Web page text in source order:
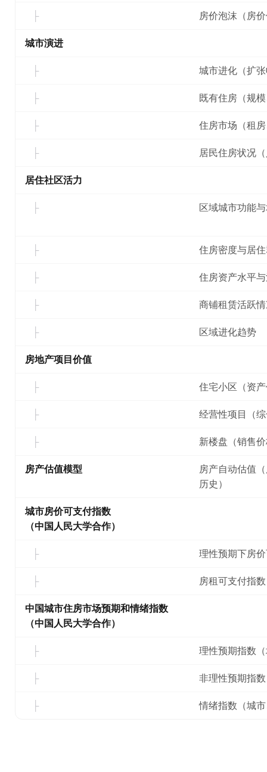
房价泡沫（房
城市演进
城市进化（扩
既有住房（规
住房市场（租
居民住房状况
居住社区活力
区域城市功能
住房密度与居
住房资产水平
商铺租赁活跃
区域进化趋势
房地产项目价值
住宅小区（资
经营性项目（
新楼盘（销售
房产估值模型
房产自动估值
历史）
城市房价可支付指数
（中国人民大学合作）
理性预期下房
房租可支付指数
中国城市住房市场预期和情绪指数
（中国人民大学合作）
理性预期指数
非理性预期指
情绪指数（城